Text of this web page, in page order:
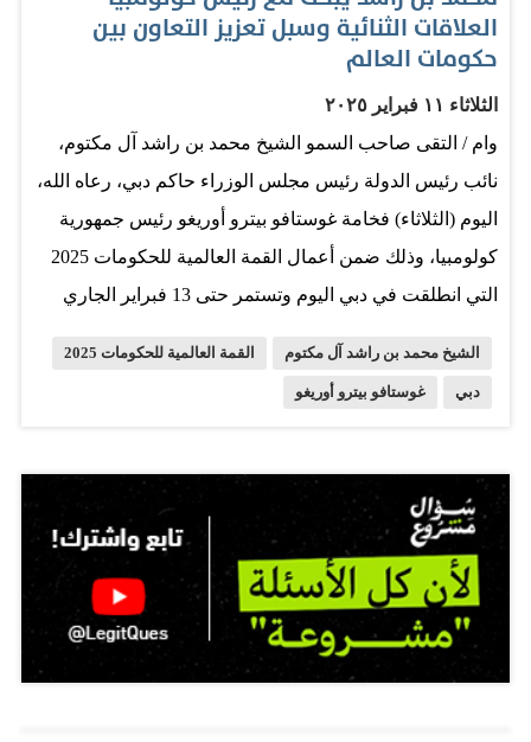
العلاقات الثنائية وسبل تعزيز التعاون بين
حكومات العالم
الثلاثاء ١١ فبراير ٢٠٢٥
وام / التقى صاحب السمو الشيخ محمد بن راشد آل مكتوم،
نائب رئيس الدولة رئيس مجلس الوزراء حاكم دبي، رعاه الله،
اليوم (الثلاثاء) فخامة غوستافو بيترو أوريغو رئيس جمهورية
كولومبيا، وذلك ضمن أعمال القمة العالمية للحكومات 2025
التي انطلقت في دبي اليوم وتستمر حتى 13 فبراير الجاري
بمشاركة فخامة غوستافو بيترو أوريغو في أعمال القمة
خلال فعاليات اليوم الأول من القمة. وجرى خلال اللقاء، الذي
حضره سموّ الشيخ مكتوم بن محمد بن راشد آل مكتوم، النائب
الأول لحاكم دبي، نائب رئيس مجلس الوزراء وزير المالية،
وسموّ الشيخ أحمد بن محمد بن راشد آل مكتوم، النائب الثاني
لحاكم دبي رئيس مجلس دبي للإعلام، وسموّ الشيخ محمد بن
راشد بن محمد بن راشد آل مكتوم، ومعالي محمد بن عبدالله
الشيخ محمد بن راشد آل مكتوم القمة العالمية للحكومات 2025
دبي غوستافو بيترو أوريغو